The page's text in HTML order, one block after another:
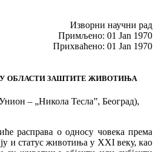
Изворни научни рад
Примљено: 01 Jan 1970
Прихваћено: 01 Jan 1970
У ОБЛАСТИ ЗАШТИТЕ ЖИВОТИЊА
– „Никола Тесла”, Београд),
расправа о односу човека према
и статус животиња у ХХI веку, као